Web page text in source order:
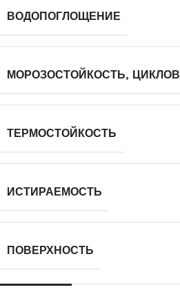
ВОДОПОГЛОЩЕНИЕ
МОРОЗОСТОЙКОСТЬ, ЦИКЛОВ
ТЕРМОСТОЙКОСТЬ
ИСТИРАЕМОСТЬ
ПОВЕРХНОСТЬ